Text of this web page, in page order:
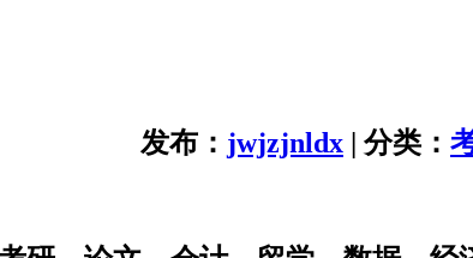
发布： jwjzjnldx | 分类：